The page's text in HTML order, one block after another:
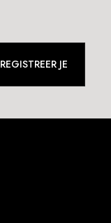
REGISTREER JE